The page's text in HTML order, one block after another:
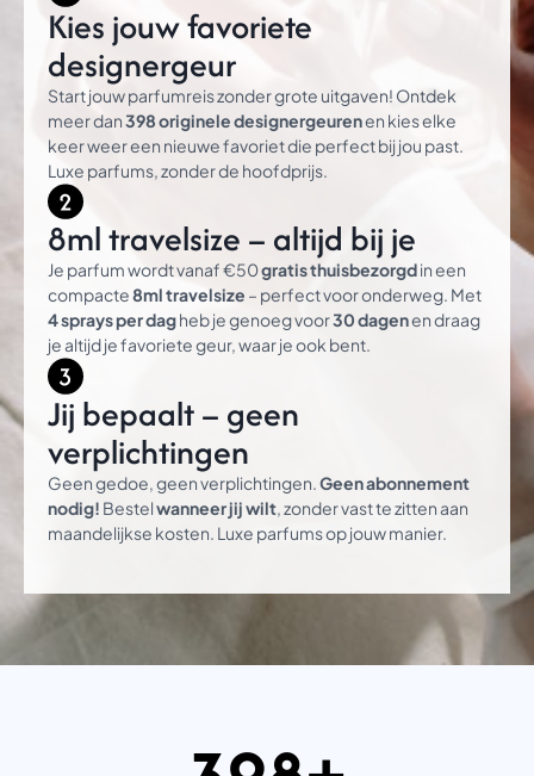
Kies jouw favoriete
designergeur
Start jouw parfumreis zonder grote uitgaven! Ontdek
meer dan398 originele designergeurenen kies elke
keer weer een nieuwe favoriet die perfect bij jou past.
Luxe parfums, zonder de hoofdprijs.
8ml travelsize – altijd bij je
Je parfum wordt vanaf €50gratis thuisbezorgdin een
compacte8ml travelsize – perfect voor onderweg. Met
4 sprays per dagheb je genoeg voor30 dagenen draag
je altijd je favoriete geur, waar je ook bent.
Jij bepaalt – geen
verplichtingen
Geen gedoe, geen verplichtingen.Geen abonnement
nodig! Bestelwanneer jij wilt, zonder vast te zitten aan
maandelijkse kosten. Luxe parfums op jouw manier.